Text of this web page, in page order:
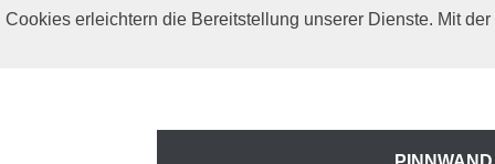
Zum
Cookies erleichtern die Bereitstellung unserer Dienste. Mit